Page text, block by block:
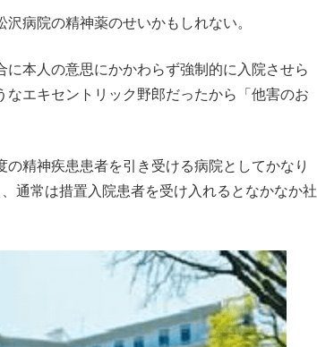
病院の精神薬のせいかもしれない。
に本人の意思にかかわらず強制的に入院させら
エキセントリック野郎だったから「他害のお
精神疾患患者を引き受ける病院としてかなり
通常は措置入院患者を受け入れるとなかなか社